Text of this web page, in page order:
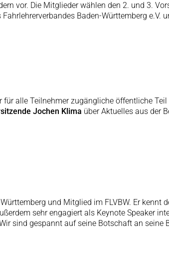
vor. Die Mitglieder wählen den 2. und 3.
Baden-Württemberg e.V.
alle Teilnehmer zugängliche öffentliche
Jochen Klima über Aktuelles aus der
und Mitglied im FLVBW. Er kennt
sehr engagiert als Keynote Speaker
sind gespannt auf seine Botschaft an seine